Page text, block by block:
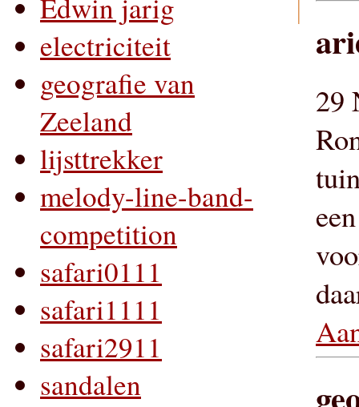
Edwin jarig
electriciteit
geografie van
Zeeland
lijsttrekker
melody-line-band-
competition
safari0111
safari1111
safari2911
sandalen
29